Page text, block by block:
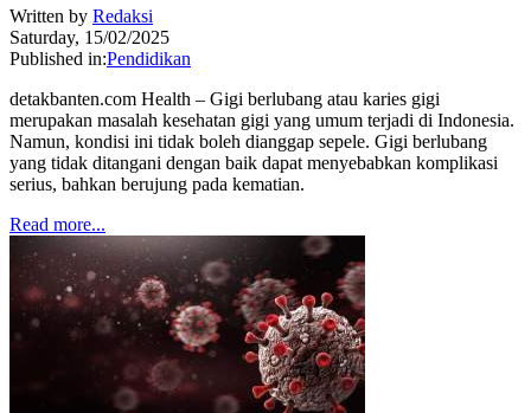
Written by Redaksi
Saturday, 15/02/2025
Published in:Pendidikan
detakbanten.com Health – Gigi berlubang atau karies gigi
merupakan masalah kesehatan gigi yang umum terjadi di Indonesia.
Namun, kondisi ini tidak boleh dianggap sepele. Gigi berlubang
yang tidak ditangani dengan baik dapat menyebabkan komplikasi
serius, bahkan berujung pada kematian.
Read more...